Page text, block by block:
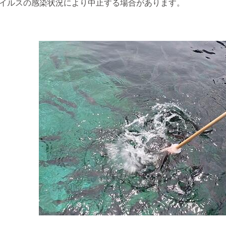
ルスの感染状況により中止する場合があります。